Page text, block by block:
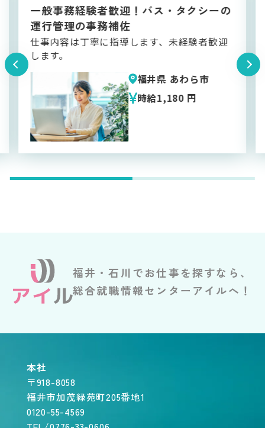
午前中のみ可/午後のみ可金属製品の切
断・研磨などの加工
自分のペースでお仕事できるお仕事です/重量
物あり
福井県 勝山市
時給1,350 円
福井・石川でお仕事を探すなら、
総合就職情報センターアイルへ！
本社
〒918-8058
福井市加茂緑苑町205番地1
0120-55-4569